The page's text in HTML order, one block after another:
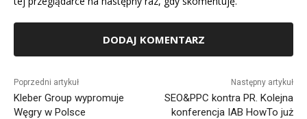
Poprzedni artykuł
Kleber Group wypromuje
Węgry w Polsce
Następny artykuł
SEO&PPC kontra PR. Kolejna
konferencja IAB HowTo już